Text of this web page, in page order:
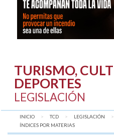
TURISMO,
DEPORTES
LEGISLACIÓN
INICIO TCD LEGISLACIÓN
AQUÍ:
ÍNDICES POR MATERIAS